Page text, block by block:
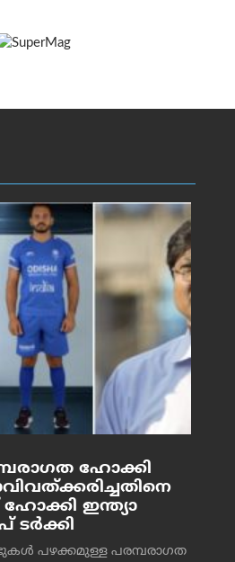
ഹോക്കി
ഇന്ത്യാ
ടര്‍ക്കി
പഴക്കമുള്ള പരമ്പരാഗത